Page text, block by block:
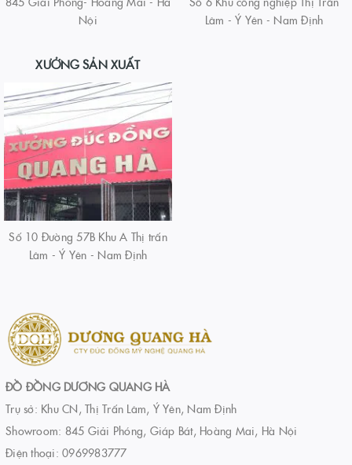
Nội
Lâm - Ý Yên - Nam Định
XƯỞNG SẢN XUẤT
Số 10 Đường 57B Khu A Thị trấn
Lâm - Ý Yên - Nam Định
ĐỒ ĐỒNG DƯƠNG QUANG HÀ
Trụ sở: Khu CN, Thị Trấn Lâm, Ý Yên, Nam Định
Showroom: 845 Giải Phóng, Giáp Bát, Hoàng Mai, Hà Nội
Điện thoại: 0969983777